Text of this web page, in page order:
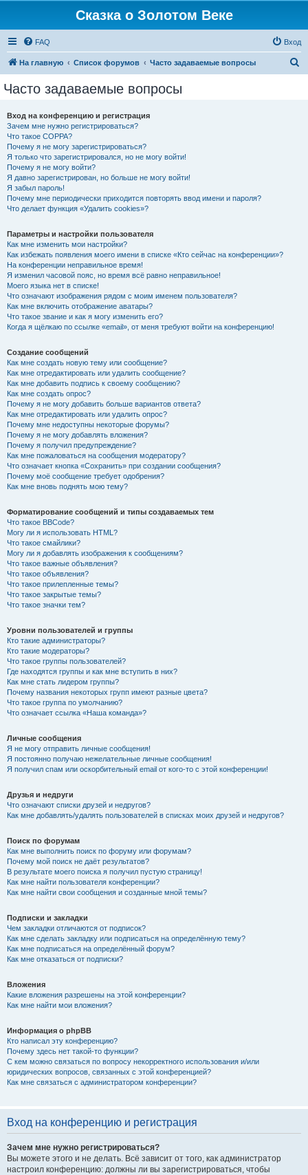
Сказка о Золотом Веке
FAQ Вход
На главную Список форумов Часто задаваемые вопросы
Часто задаваемые вопросы
Вход на конференцию и регистрация
Зачем мне нужно регистрироваться?
Что такое COPPA?
Почему я не могу зарегистрироваться?
Я только что зарегистрировался, но не могу войти!
Почему я не могу войти?
Я давно зарегистрирован, но больше не могу войти!
Я забыл пароль!
Почему мне периодически приходится повторять ввод имени и пароля?
Что делает функция «Удалить cookies»?
Параметры и настройки пользователя
Как мне изменить мои настройки?
Как избежать появления моего имени в списке «Кто сейчас на конференции»?
На конференции неправильное время!
Я изменил часовой пояс, но время всё равно неправильное!
Моего языка нет в списке!
Что означают изображения рядом с моим именем пользователя?
Как мне включить отображение аватары?
Что такое звание и как я могу изменить его?
Когда я щёлкаю по ссылке «email», от меня требуют войти на конференцию!
Создание сообщений
Как мне создать новую тему или сообщение?
Как мне отредактировать или удалить сообщение?
Как мне добавить подпись к своему сообщению?
Как мне создать опрос?
Почему я не могу добавить больше вариантов ответа?
Как мне отредактировать или удалить опрос?
Почему мне недоступны некоторые форумы?
Почему я не могу добавлять вложения?
Почему я получил предупреждение?
Как мне пожаловаться на сообщения модератору?
Что означает кнопка «Сохранить» при создании сообщения?
Почему моё сообщение требует одобрения?
Как мне вновь поднять мою тему?
Форматирование сообщений и типы создаваемых тем
Что такое BBCode?
Могу ли я использовать HTML?
Что такое смайлики?
Могу ли я добавлять изображения к сообщениям?
Что такое важные объявления?
Что такое объявления?
Что такое прилепленные темы?
Что такое закрытые темы?
Что такое значки тем?
Уровни пользователей и группы
Кто такие администраторы?
Кто такие модераторы?
Что такое группы пользователей?
Где находятся группы и как мне вступить в них?
Как мне стать лидером группы?
Почему названия некоторых групп имеют разные цвета?
Что такое группа по умолчанию?
Что означает ссылка «Наша команда»?
Личные сообщения
Я не могу отправить личные сообщения!
Я постоянно получаю нежелательные личные сообщения!
Я получил спам или оскорбительный email от кого-то с этой конференции!
Друзья и недруги
Что означают списки друзей и недругов?
Как мне добавлять/удалять пользователей в списках моих друзей и недругов?
Поиск по форумам
Как мне выполнить поиск по форуму или форумам?
Почему мой поиск не даёт результатов?
В результате моего поиска я получил пустую страницу!
Как мне найти пользователя конференции?
Как мне найти свои сообщения и созданные мной темы?
Подписки и закладки
Чем закладки отличаются от подписок?
Как мне сделать закладку или подписаться на определённую тему?
Как мне подписаться на определённый форум?
Как мне отказаться от подписки?
Вложения
Какие вложения разрешены на этой конференции?
Как мне найти мои вложения?
Информация о phpBB
Кто написал эту конференцию?
Почему здесь нет такой-то функции?
С кем можно связаться по вопросу некорректного использования и/или
юридических вопросов, связанных с этой конференцией?
Как мне связаться с администратором конференции?
Вход на конференцию и регистрация
Зачем мне нужно регистрироваться?
Вы можете этого и не делать. Всё зависит от того, как администратор
настроил конференцию: должны ли вы зарегистрироваться, чтобы